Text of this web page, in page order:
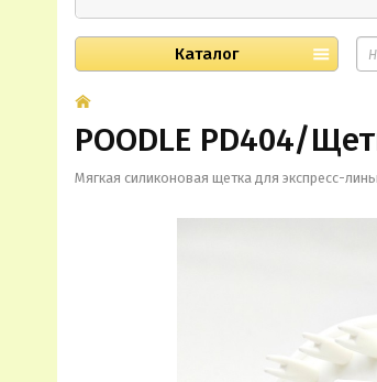
Каталог
POODLE PD404/
Мягкая силиконовая щетка для экспресс-